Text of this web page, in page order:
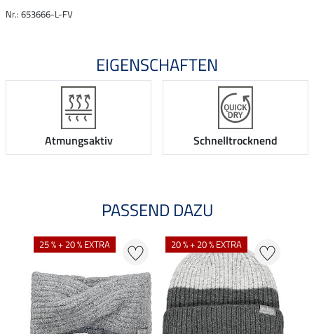
Nr.: 653666-L-FV
EIGENSCHAFTEN
Atmungsaktiv Schnelltrocknend
PASSEND DAZU
25 % + 20 % EXTRA 20 % + 20 % EXTRA